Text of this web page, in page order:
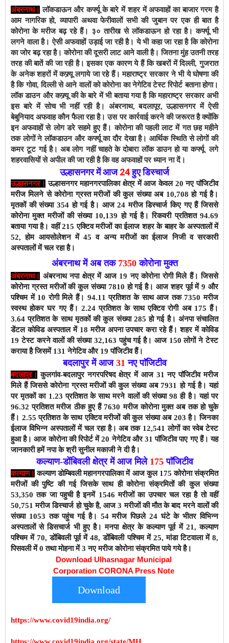
अंबरनाथ। लॉकडाऊन और कर्फ्यू के बारे में शहर में अफवाहों का बाजार गरम है
आम नागरिक हो, व्यापारी अथवा फेरीवालों सभी की जुबान पर एक ही बात है
कोरोना के मरीज बढ़ रहे हैं। ३० तारीख से लॉकडाऊन हो रहा है। कर्फ्यू भी
लगने वाला है। ऐसी अफवाहों उड़ाई जा रही है। ये भी कहा जा रहा है कि कोरोना
का जोर बढ़ रहा है। कोरोना की दूसरी लाट आने वाली है। जितना मुंह उतनी तरह
तरह की बातें की जा रही है। इसका एक कारण ये हैं कि खबरों में दिल्ली, गुजरात
के अनेक शहरों में कफ्र्यू लगाये जा रहे हैं। महाराष्ट्र सरकार ने भी ये घोषणा की
है कि गोवा, दिल्ली से आने वालों को कोरोना का नेगेटिव टेस्ट रिपोर्ट बताना होगा।
लॉक डाउन और कफ्र्यू की के बारे में भी बताया गया है कि महाराष्ट्र सरकार अभी
इस बारे में सोच भी नहीं रही है। अंबरनाथ, बदलापूर, उल्हासनगर में ऐसी
बेबुनियाद अफवाह कौन फैला रहा है। उस पर कार्रवाई करने की जरूरत है क्योंकि
इन अफवाहों से लोग डरे सहमे हुए हैं। कोरोना की पहली लाट में गत छह महीने
तक लोगों ने लॉकडाउन और कर्फ्यू का दौर देखा है। आर्थिक स्थिति से लोगों की
कमर टूट गई है। अब लोग नहीं चाहते के दोबारा लॉक डाउन हो या कर्फ्यू लगे
शहरवासियों से अपील की जा रही है कि वह अफवाहों पर ध्यान ना दें।
उल्हासनगर में आज 24हुए डिस्चार्ज
उल्हासनगर। उल्हासनगर महानगरपालिका क्षेत्र मेंआज केवल 20 नए पाॅजिटीव
मरीज मिलने से कोरोना ग्रस्त मरीजों की कुल संख्या अब 10,708 हो गई है।
मृतकों की संख्या 354 हो गई है। आज 24 मरीज डिस्चार्ज किए गए हैं जिससे
कोरोना मुक्त मरीजों की संख्या 10,139 हो गई है। रिकवरी प्रतिशत 94.69
बताया गया है। वहीं215 एक्टिव मरीजोंका ईलाज शहर के बाहर के अस्पतालों में
52, होम आयसोलेशन में 45 व अन्य मरीजों का ईलाज निजी व सरकारी
अस्पतालों में चल रहा है।
अंबरनाथ में अब तक 7350कोरोना मुक्त
अंबरनाथ। अंबरनाथ नपा क्षेत्र में आज 19 नए कोरोना रोगी मिले हैं। जिससे
कोरोना ग्रस्त मरीजों की कुल संख्या 7810 हो गई है। आज शहर पूर्व में 9 और
पश्चिम में 10 रोगी मिले हैं। 94.11 प्रतिशत के साथआज तक 7350 मरीज
स्वस्थ होकर घर गए हैं। 2.24 प्रतिशत के साथ एक्टिव रोगी अब 175 हैं।
3.64 प्रतिशत के साथ मृतकों की कुल संख्या 285 हो गई है। अंनपा संचालित
डेंटल कोविड अस्पताल में 18 मरीज अपना उपचार करा रहे हैं। शहर में कोविड
19 टेस्ट करने वालों की संख्या 32,163 पहुंच गई है। आज 150 लोगों ने टेस्ट
कराया है जिसमें 131 नेगेटिव और 19 पाॅजिटीव हैं।
बदलापुर में आज 31 नए पाॅजिटीव
बदलापुर। कुलगांव-बदलापुर नगरपरिषद क्षेत्र में आज 31 नए पाॅजिटीव मरीज
मिले हैं जिससे कोरोना ग्रस्त मरीजों की कुल संख्या अब 7931 होगई है। यहां
पर मृतकों का 1.23 प्रतिशत के साथ मरने वालों की संख्या 98 ही है।यहां पर
96.32प्रतिशत मरीज ठीक हुए हैं 7630मरीज कोरोना मुक्त अब तक हो चुके
हैं। 2.55प्रतिशत के साथ एक्टिव मरीजों की कुल संख्या अब 203 है। जिनका
ईलाज विभिन्न अस्पतालों में चल रहा है। अब तक 12,541लोगों का स्वेब टेस्ट
हुआ है। आज कोरोनाकी रिपोर्ट में 20नेगेटिव और 31पाॅजिटीव पाए गए हैं। यह
जानकारी हमें नपा के श्री सुनील मकाजी ने दी है।
कल्याण-डोंबिवली क्षेत्र में आज मिले 175 पाॅजिटीव
कल्याण। कल्याण डोम्बिवलीमहानगरपालिकामें आज कुल 175 कोरोना संक्रमित
मरीजों की पुष्टि की गई जिसके साथ ही कोरोना संक्रमितों की कुल संख्या
53,350तक जा पहुची है इनमें 1546 मरीजों का उपचार चल रहा है तो वहीं
50,751 मरीज डिस्चार्ज हो चुके है, आज 3 मरीजों की मौत के बाद मरने वालों की
संख्या 1053 तक पहुंच गई है। 54 मरीज पिछले 24 घंटे के भीतर विभिन्न
अस्पतालों से डिसचार्ज भी हुए है।मनपा क्षेत्र के कल्याण पूर्व में 21, कल्याण
पश्चिम में 70, डोंबिवली पूर्व में 48, डोंबिवली पश्चिम में 25, मांडा टिटवाला में 8,
पिसवली में 0 तथा मोहना में 3 नए मरीज कोरोना संक्रमित पाये गये है।
Download Ulhasnagar Municipal
Corporation CORONA Press Note
Download
https://www.covid19india.org/